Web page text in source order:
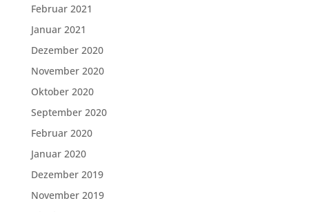
Februar 2021
Januar 2021
Dezember 2020
November 2020
Oktober 2020
September 2020
Februar 2020
Januar 2020
Dezember 2019
November 2019